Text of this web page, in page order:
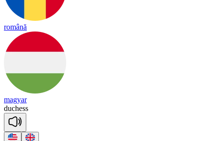
română
magyar
duchess